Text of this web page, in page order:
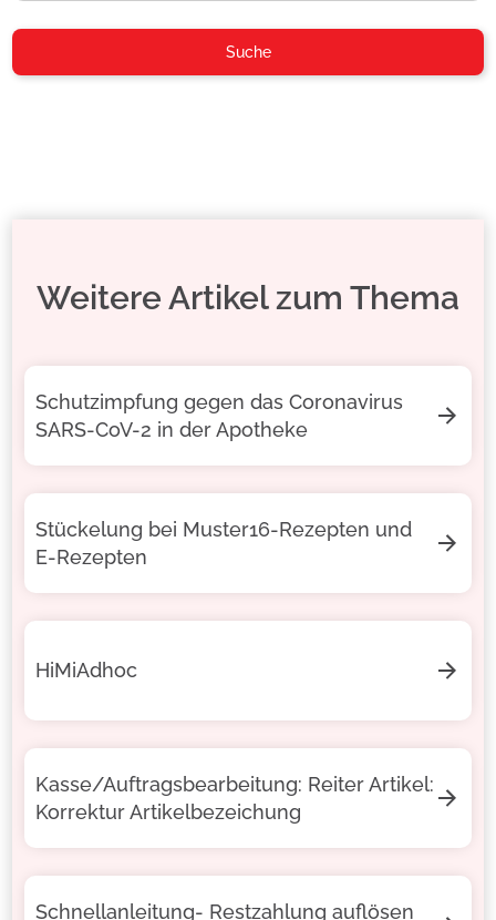
Weitere Artikel zum Thema
Schutzimpfung gegen das Coronavirus
SARS-CoV-2 in der Apotheke
Stückelung bei Muster16-Rezepten und
E-Rezepten
HiMiAdhoc
Kasse/Auftragsbearbeitung: Reiter Artikel:
Korrektur Artikelbezeichung
Schnellanleitung- Restzahlung auflösen